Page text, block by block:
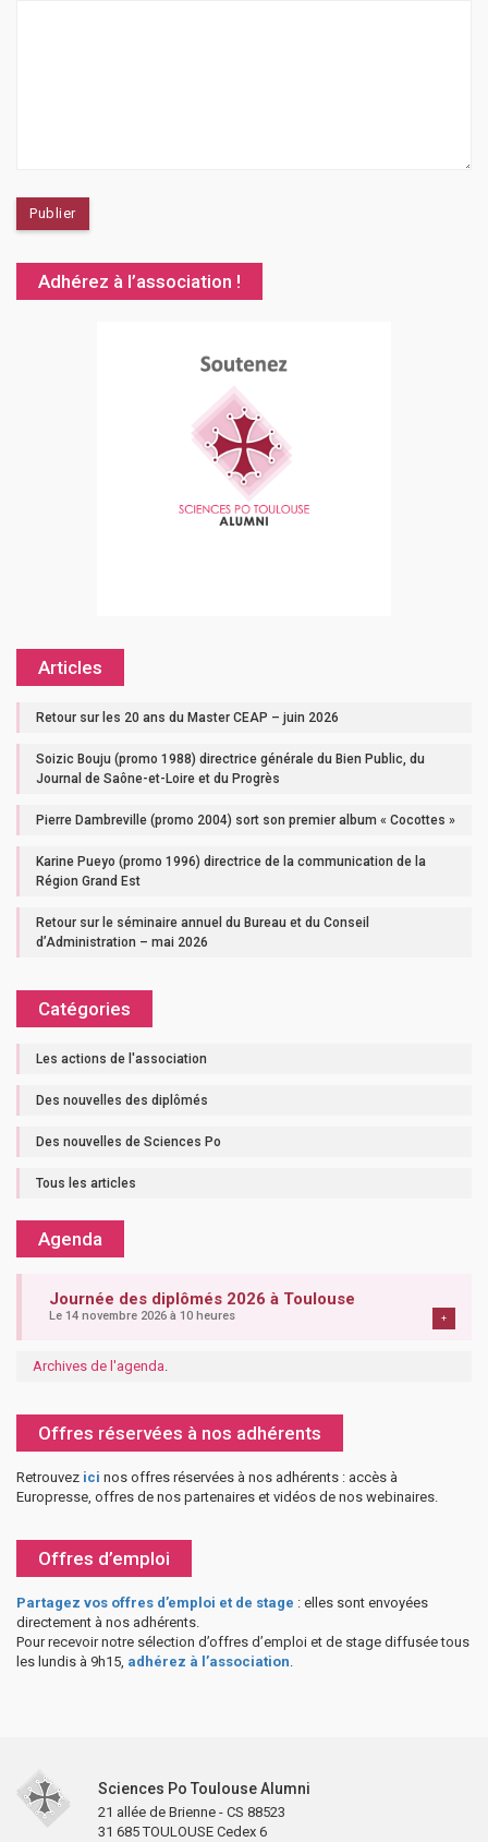
Adhérez à l’association !
Articles
Retour sur les 20 ans du Master CEAP – juin 2026
Soizic Bouju (promo 1988) directrice générale du Bien Public, du
Journal de Saône-et-Loire et du Progrès
Pierre Dambreville (promo 2004) sort son premier album « Cocottes »
Karine Pueyo (promo 1996) directrice de la communication de la
Région Grand Est
Retour sur le séminaire annuel du Bureau et du Conseil
d’Administration – mai 2026
Catégories
Les actions de l'association
Des nouvelles des diplômés
Des nouvelles de Sciences Po
Tous les articles
Agenda
Journée des diplômés 2026 à Toulouse
Le 14 novembre 2026 à 10 heures +
Archives de l'agenda.
Offres réservées à nos adhérents
Retrouvez ici nos offres réservées à nos adhérents : accès à
Europresse, offres de nos partenaires et vidéos de nos webinaires.
Offres d’emploi
Partagez vos offres d’emploi et de stage : elles sont envoyées
directement à nos adhérents.
Pour recevoir notre sélection d’offres d’emploi et de stage diffusée tous
les lundis à 9h15, adhérez à l’association.
Sciences Po Toulouse Alumni
21 allée de Brienne - CS 88523
31 685 TOULOUSE Cedex 6